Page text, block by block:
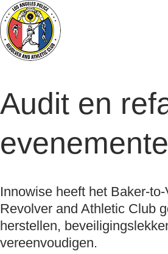
Audit en
Innowise heeft het Baker-
Revolver and Athletic Club
herstellen,
vereenvoudigen.